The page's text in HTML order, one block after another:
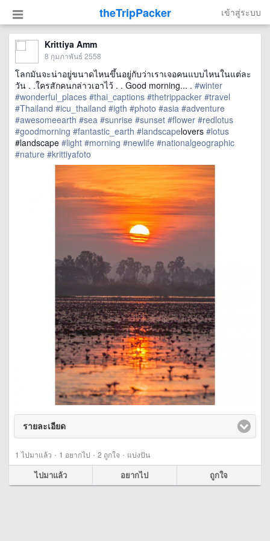
theTripPacker เข้าสู่ระบบ
Krittiya Amm
8 กุมภาพันธ์ 2558
โลกมันจะน่าอยู่ขนาดไหนขึ้นอยู่กับว่าเราเจอคนแบบไหนในแต่ละ
วัน . .ใครสักคนกล่าวเอาไว้ . . Good morning... . #winter
#wonderful_places #thai_captions #thetrippacker #travel
#Thailand #icu_thailand #igth #photo #asia #adventure
#awesomeearth #sea #sunrise #sunset #flower #redlotus
#goodmorning #fantastic_earth #landscapelovers #lotus
#landscape #light #morning #newlife #nationalgeographic
#nature #krittiyafoto
รายละเอียด
1 ไปมาแล้ว · 1 อยากไป · 2 ถูกใจ · แบ่งปัน
ไปมาแล้ว อยากไป ถูกใจ